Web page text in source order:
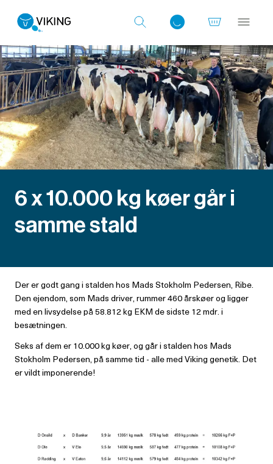
Log ind med det samme
6 x 10.000 kg køer går i
samme stald
Der er godt gang i stalden hos Mads Stokholm Pedersen, Ribe.
Den ejendom, som Mads driver, rummer 460 årskøer og ligger
med en livsydelse på 58.812 kg EKM de sidste 12 mdr. i
besætningen.
Seks af dem er 10.000 kg køer, og går i stalden hos Mads
Stokholm Pedersen, på samme tid - alle med Viking genetik. Det
er vildt imponerende!